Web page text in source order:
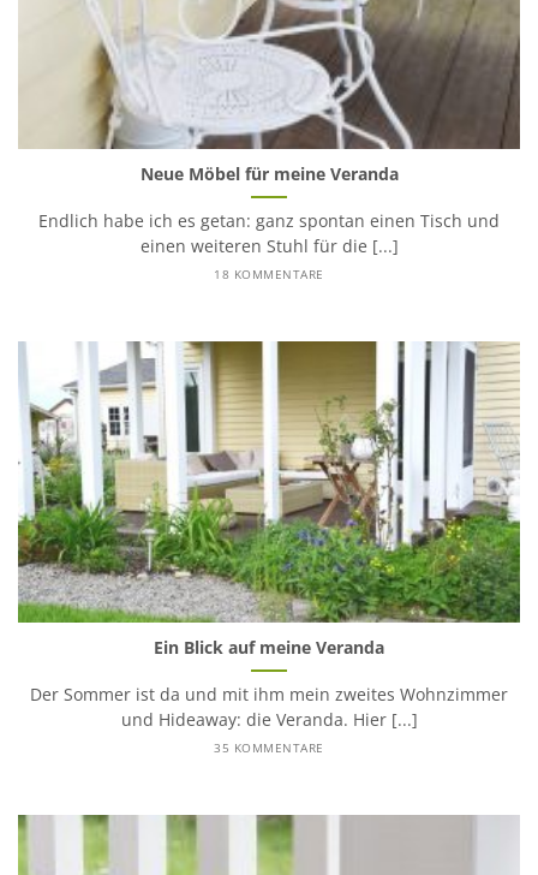
Neue Möbel für meine Veranda
Endlich habe ich es getan: ganz spontan einen Tisch und
einen weiteren Stuhl für die [...]
18 KOMMENTARE
Ein Blick auf meine Veranda
Der Sommer ist da und mit ihm mein zweites Wohnzimmer
und Hideaway: die Veranda. Hier [...]
35 KOMMENTARE